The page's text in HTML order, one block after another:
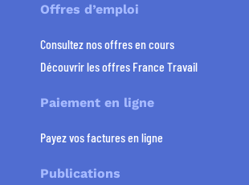
Offres d’emploi
Consultez nos offres en cours
Découvrir les offres France Travail
Paiement en ligne
Payez vos factures en ligne
Publications